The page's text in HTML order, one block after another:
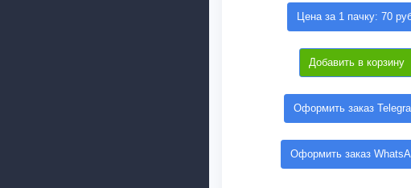
Цена за 1 пачку: 70
Добавить в корзину
Оформить заказ
Оформить заказ